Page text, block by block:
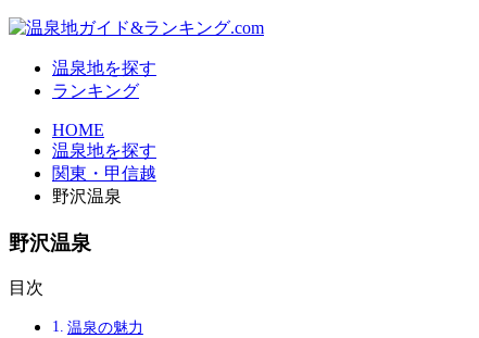
温泉地を探す
ランキング
HOME
温泉地を探す
関東・甲信越
野沢温泉
野沢温泉
目次
温泉の魅力